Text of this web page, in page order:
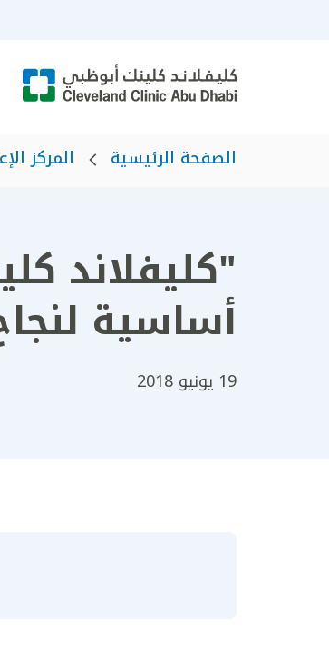
الصفحة الرئيسية المركز
"كليفلاند
أساسية
19 يونيو 2018